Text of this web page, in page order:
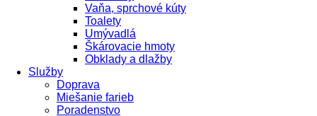
Vaňa, sprchové kúty
Toalety
Umývadlá
Škárovacie hmoty
Obklady a dlažby
Služby
Doprava
Miešanie farieb
Poradenstvo